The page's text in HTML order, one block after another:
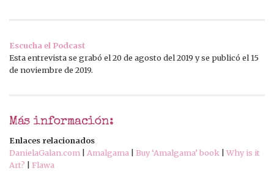
Escucha el Podcast
Esta entrevista se grabó el 20 de agosto del 2019 y se publicó el 15
de noviembre de 2019.
Más información:
Enlaces relacionados
DanielaGalan.com
Amalgama Buy ‘Amalgama’ book
Why is it
Art?
Flawa